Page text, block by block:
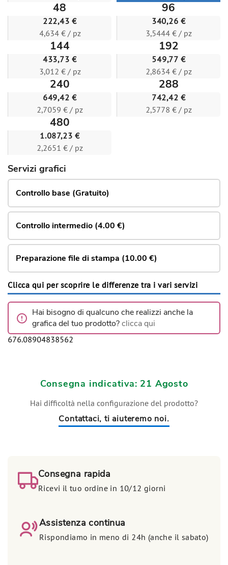
48
222,43 €
4,634 € / pz
96
340,26 €
3,5444 € / pz
144
433,73 €
3,012 € / pz
192
549,77 €
2,8634 € / pz
240
649,42 €
2,7059 € / pz
288
742,42 €
2,5778 € / pz
480
1.087,23 €
2,2651 € / pz
Servizi grafici
Controllo base (Gratuito)
Controllo intermedio (4.00 €)
Preparazione file di stampa (10.00 €)
Clicca qui per scoprire le differenze tra i vari servizi
Hai bisogno di qualcuno che realizzi anche la
grafica del tuo prodotto?clicca qui
676.08904838562
Consegna indicativa: 21 Agosto
Hai difficoltà nella configurazione del prodotto?
Contattaci, ti aiuteremo noi.
Consegna rapida
Ricevi il tuo ordine in 10/12 giorni
Assistenza continua
Rispondiamo in meno di 24h (anche il sabato)